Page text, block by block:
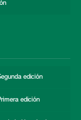
edición
edición